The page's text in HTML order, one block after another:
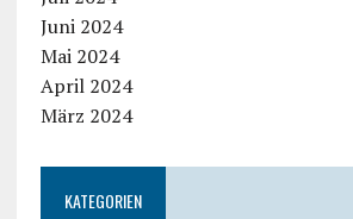
Juni 2024
Mai 2024
April 2024
März 2024
KATEGORIEN